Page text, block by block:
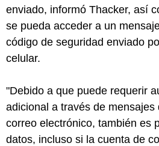
enviado, informó Thacker, así
se pueda acceder a un
código de seguridad enviado
celular.
"Debido a que puede requerir
adicional a través de mensajes
correo electrónico, también es
datos, incluso si la cuenta de